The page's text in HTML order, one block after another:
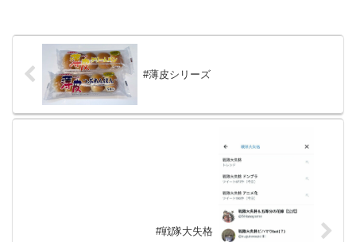
#薄皮シリーズ
#戦隊大失格